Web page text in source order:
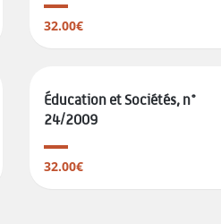
32.00€
Éducation et Sociétés, n°
24/2009
32.00€